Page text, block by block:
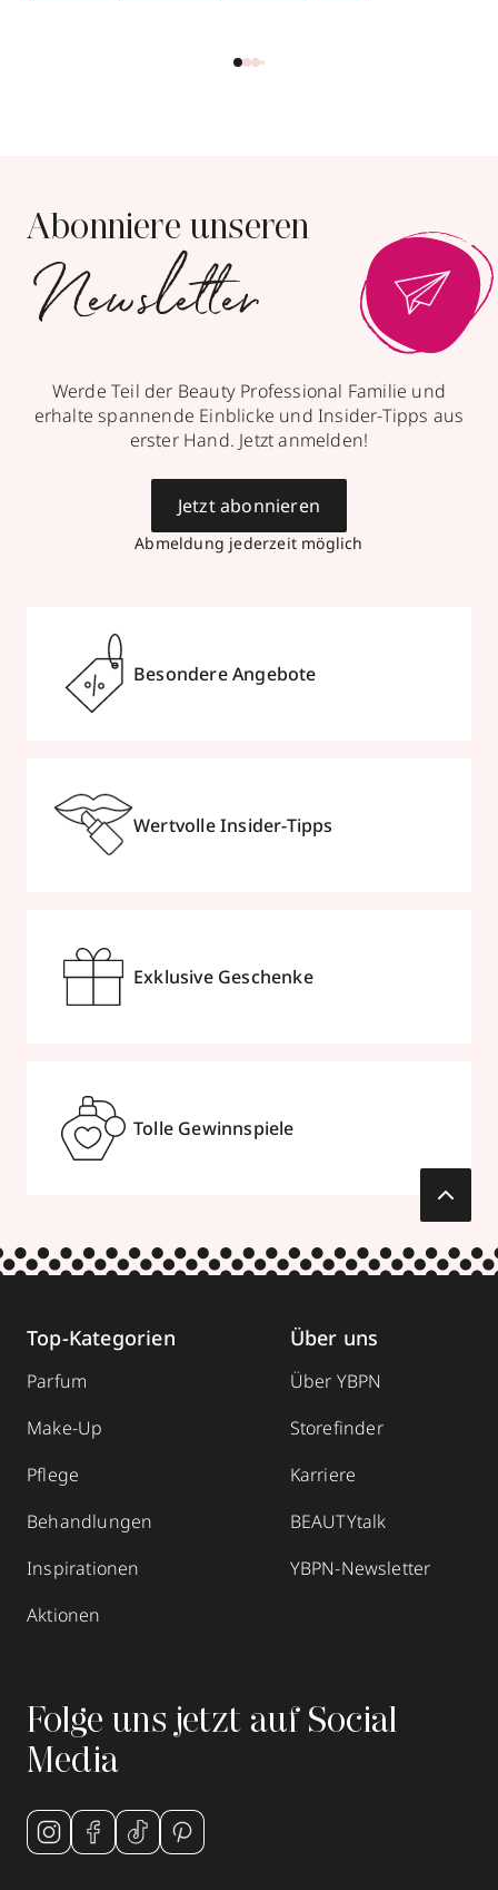
Abonniere unseren
Newsletter
Werde Teil der Beauty Professional Familie und
erhalte spannende Einblicke und Insider-Tipps aus
erster Hand. Jetzt anmelden!
Abmeldung jederzeit möglich
Jetzt abonnieren
Besondere Angebote
Wertvolle Insider-Tipps
Exklusive Geschenke
Tolle Gewinnspiele
Top-Kategorien
Parfum
Make-Up
Pflege
Behandlungen
Inspirationen
Aktionen
Über uns
Über YBPN
Storefinder
Karriere
BEAUTYtalk
YBPN-Newsletter
Folge uns jetzt auf Social
Media